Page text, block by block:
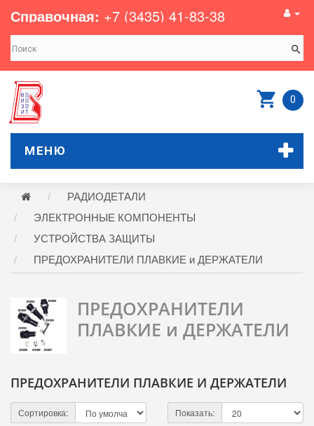
Справочная: +7 (3435) 41-83-38
0
МЕНЮ
РАДИОДЕТАЛИ
ЭЛЕКТРОННЫЕ КОМПОНЕНТЫ
УСТРОЙСТВА ЗАЩИТЫ
ПРЕДОХРАНИТЕЛИ ПЛАВКИЕ и ДЕРЖАТЕЛИ
ПРЕДОХРАНИТЕЛИ
ПЛАВКИЕ и ДЕРЖАТЕЛИ
ПРЕДОХРАНИТЕЛИ ПЛАВКИЕ И ДЕРЖАТЕЛИ
Сортировка: Показать: